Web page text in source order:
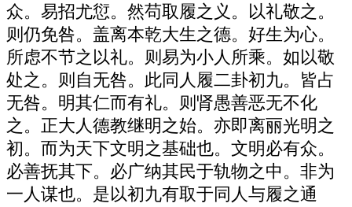
众。易招尤愆。然苟取履之义。以礼敬之。
则仍免咎。盖离本乾大生之德。好生为心。
所虑不节之以礼。则易为小人所乘。如以敬
处之。则自无咎。此同人履二卦初九。皆占
无咎。明其仁而有礼。则肾愚善恶无不化
之。正大人德教继明之始。亦即离丽光明之
初。而为天下文明之基础也。文明必有众。
必善抚其下。必广纳其民于轨物之中。非为
一人谋也。是以初九有取于同人与履之通